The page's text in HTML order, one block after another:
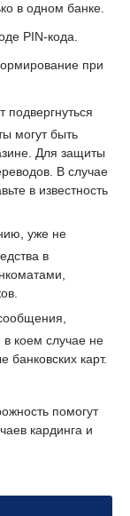
в одном банке.
PIN-кода.
при
подвергнуться
могут быть
Для защиты
В случае
в известность
уже не
в
коем случае не
карт.
помогут
кардинга и